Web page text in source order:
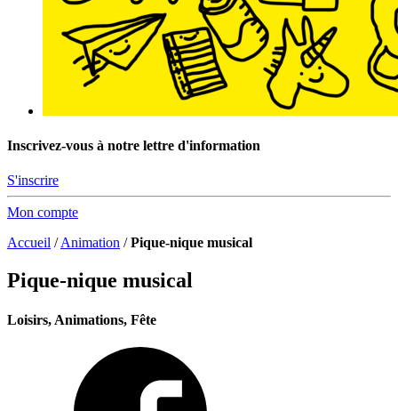
Inscrivez-vous à notre lettre d'information
S'inscrire
Mon compte
Accueil /Animation /Pique-nique musical
Pique-nique musical
Loisirs, Animations, Fête